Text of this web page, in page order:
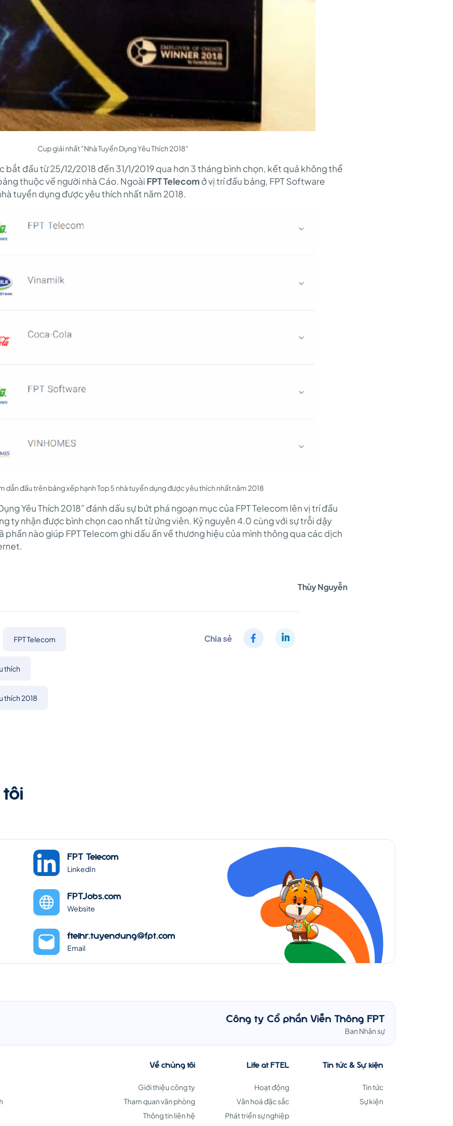
Cup giải nhất "Nhà Tuyển Dụng Yêu Thích 2018"
bắt đầu từ 25/12/2018 đến 31/1/2019 qua hơn 3 tháng bình chọn, kết quả không thể
thuộc về người nhà Cáo. Ngoài FPT Telecomở vị trí đầu bảng, FPT Software
tuyển dụng được yêu thích nhất năm 2018.
dẫn đầu trên bảng xếp hạnh Top 5 nhà tuyển dụng được yêu thích nhất năm 2018
Yêu Thích 2018” đánh dấu sự bứt phá ngoạn mục của FPT Telecom lên vị trí đầu
ty nhận được bình chọn cao nhất từ ứng viên. Kỷ nguyên 4.0 cùng với sự trỗi dậy
phần nào giúp FPT Telecom ghi dấu ấn về thương hiệu của mình thông qua các dịch
Thùy Nguyễn
FPT Telecom
thích
thích 2018
Chia sẻ
FPT Telecom
LinkedIn
FPTJobs.com
Website
ftelhr.tuyendung@fpt.com
Email
Công ty Cổ phần Viễn Thông FPT
Ban Nhân sự
Về chúng tôi
Giới thiệu công ty
Tham quan văn phòng
Thông tin liên hệ
Life at FTEL
Hoạt động
Văn hoá đặc sắc
Phát triển sự nghiệp
Tin tức & Sự kiện
Tin tức
Sự kiện